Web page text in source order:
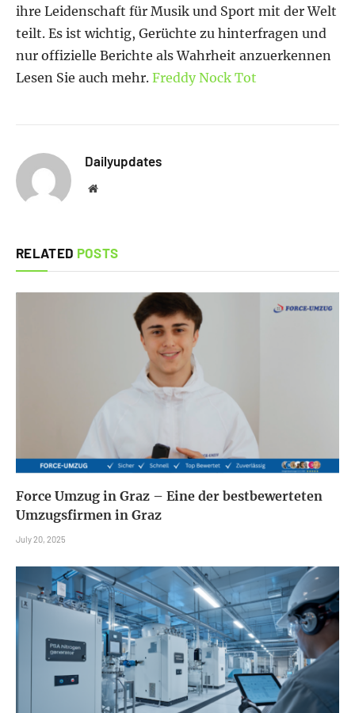
ihre Leidenschaft für Musik und Sport mit der Welt
teilt. Es ist wichtig, Gerüchte zu hinterfragen und
nur offizielle Berichte als Wahrheit anzuerkennen
Lesen Sie auch mehr. Freddy Nock Tot
Dailyupdates
Website
RELATED POSTS
Force Umzug in Graz – Eine der bestbewerteten
Umzugsfirmen in Graz
July 20, 2025